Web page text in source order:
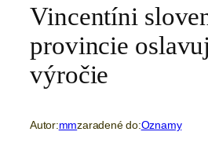
Vincentíni
provincie
výročie
Autor:mmzaradené do:Oznamy